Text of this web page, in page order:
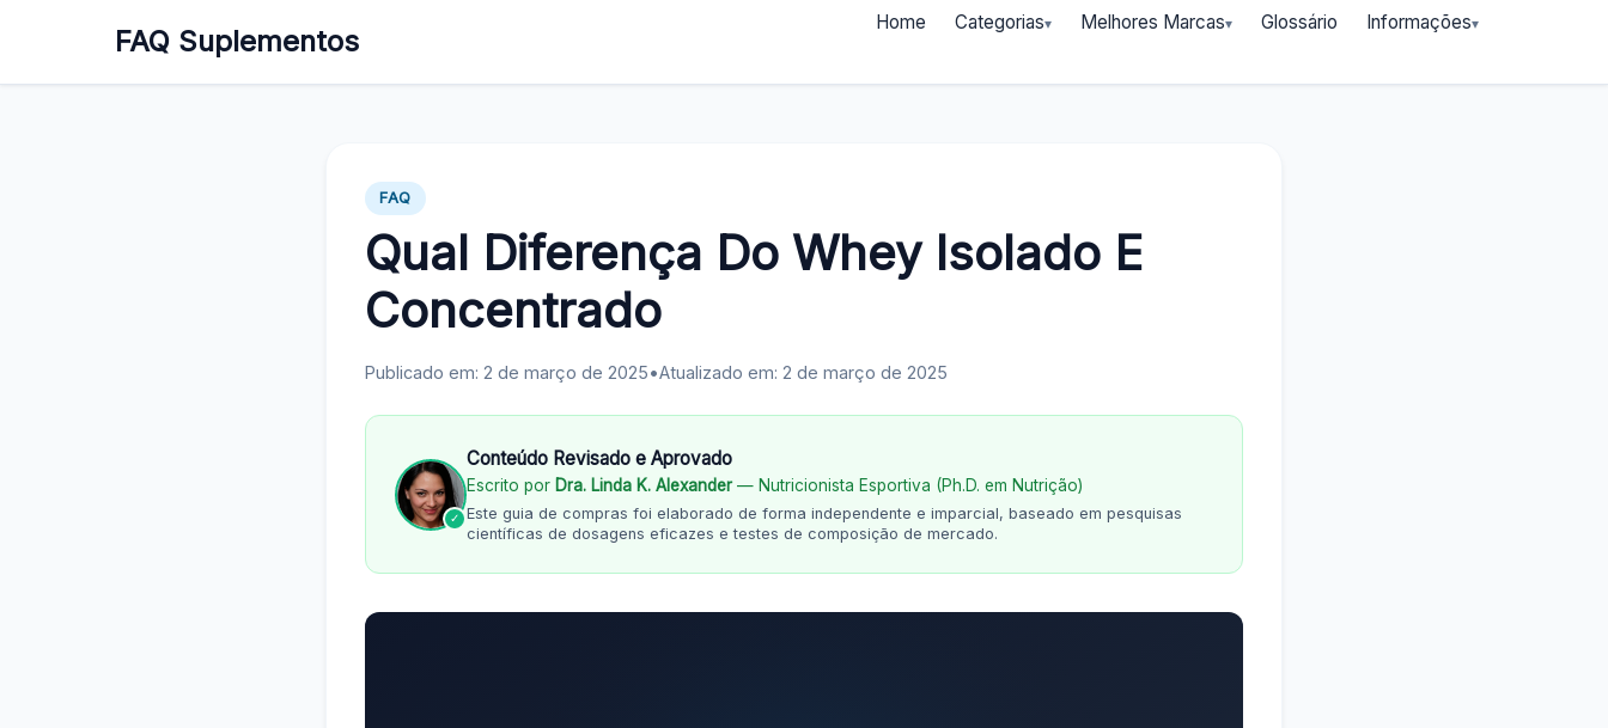
FAQ Suplementos
Home Categorias Melhores Marcas Glossário Informações
FAQ
Qual Diferença Do Whey Isolado E
Concentrado
Publicado em: 2 de março de 2025•Atualizado em: 2 de março de 2025
✓
Conteúdo Revisado e Aprovado
Escrito por Dra. Linda K. Alexander— Nutricionista Esportiva (Ph.D. em Nutrição)
Este guia de compras foi elaborado de forma independente e imparcial, baseado em pesquisas
científicas de dosagens eficazes e testes de composição de mercado.